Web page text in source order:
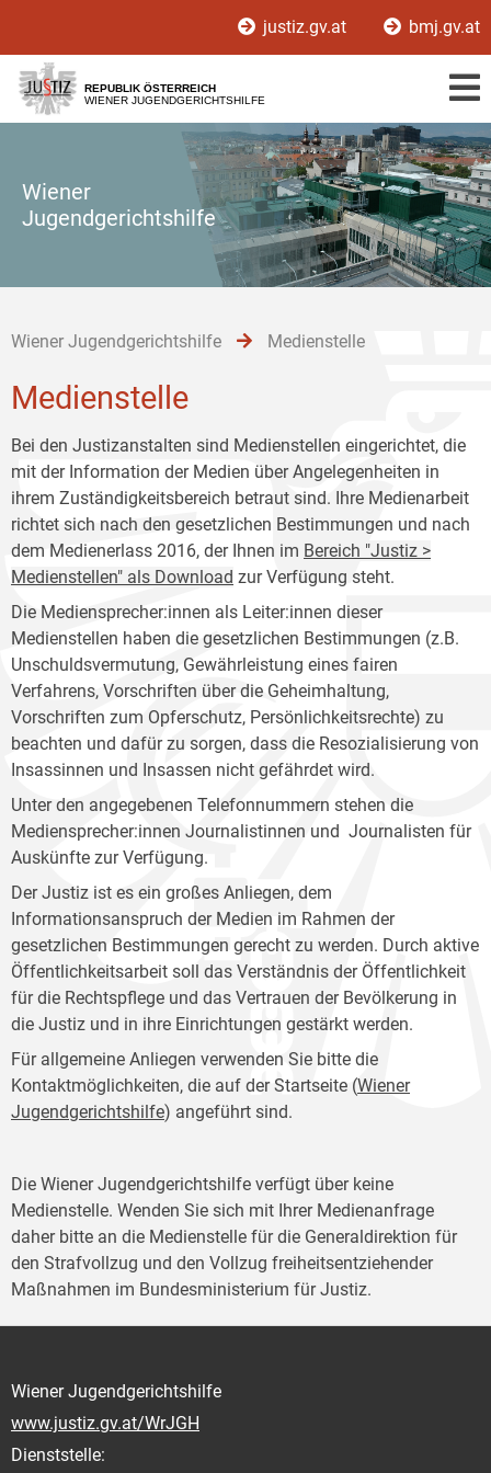
[1]
[2]
[3]
justiz.gv.at bmj.gv.at
REPUBLIK ÖSTERREICH
WIENER JUGENDGERICHTSHILFE
Wiener
Jugendgerichtshilfe
Wiener Jugendgerichtshilfe Medienstelle
Medienstelle
Bei den Justizanstalten sind Medienstellen eingerichtet, die
mit der Information der Medien über Angelegenheiten in
ihrem Zuständigkeitsbereich betraut sind. Ihre Medienarbeit
richtet sich nach den gesetzlichen Bestimmungen und nach
dem Medienerlass 2016, der Ihnen im Bereich "Justiz >
Medienstellen" als Download zur Verfügung steht.
Die Mediensprecher:innen als Leiter:innen dieser
Medienstellen haben die gesetzlichen Bestimmungen (z.B.
Unschuldsvermutung, Gewährleistung eines fairen
Verfahrens, Vorschriften über die Geheimhaltung,
Vorschriften zum Opferschutz, Persönlichkeitsrechte) zu
beachten und dafür zu sorgen, dass die Resozialisierung von
Insassinnen und Insassen nicht gefährdet wird.
Unter den angegebenen Telefonnummern stehen die
Mediensprecher:innen Journalistinnen und Journalisten für
Auskünfte zur Verfügung.
Der Justiz ist es ein großes Anliegen, dem
Informationsanspruch der Medien im Rahmen der
gesetzlichen Bestimmungen gerecht zu werden. Durch aktive
Öffentlichkeitsarbeit soll das Verständnis der Öffentlichkeit
für die Rechtspflege und das Vertrauen der Bevölkerung in
die Justiz und in ihre Einrichtungen gestärkt werden.
Für allgemeine Anliegen verwenden Sie bitte die
Kontaktmöglichkeiten, die auf der Startseite (Wiener
Jugendgerichtshilfe) angeführt sind.
Die Wiener Jugendgerichtshilfe verfügt über keine
Medienstelle. Wenden Sie sich mit Ihrer Medienanfrage
daher bitte an die Medienstelle für die Generaldirektion für
den Strafvollzug und den Vollzug freiheitsentziehender
Maßnahmen im Bundesministerium für Justiz.
Wiener Jugendgerichtshilfe
www.justiz.gv.at/WrJGH
Dienststelle: